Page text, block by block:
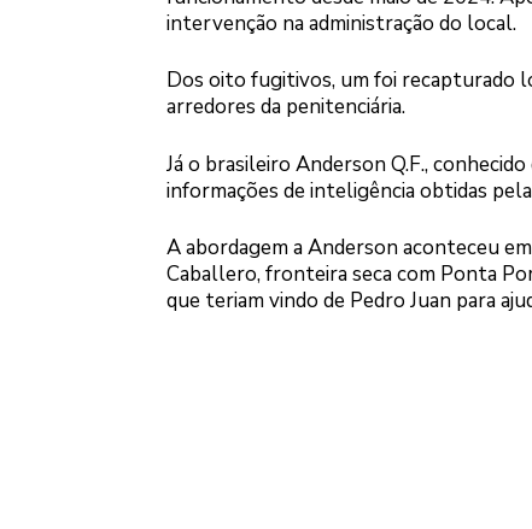
intervenção na administração do local.
Dos oito fugitivos, um foi recapturado
arredores da penitenciária.
Já o brasileiro Anderson Q.F.,
informações de inteligência obtidas
A abordagem a Anderson aconteceu
Caballero, fronteira seca com Ponta
que teriam vindo de Pedro Juan para